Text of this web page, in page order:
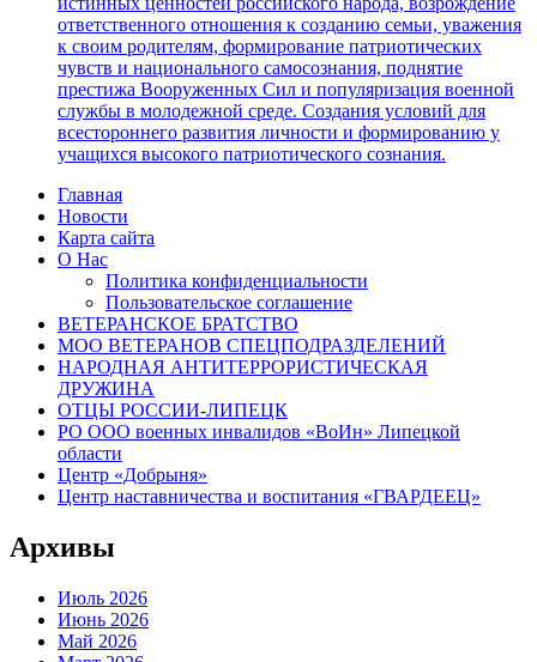
ответственного отношения к созданию семьи, уважения
к своим родителям, формирование патриотических
чувств и национального самосознания, поднятие
престижа Вооруженных Сил и популяризация военной
службы в молодежной среде. Создания условий для
всестороннего развития личности и формированию у
учащихся высокого патриотического сознания.
Главная
Новости
Карта сайта
О Нас
Политика конфиденциальности
Пользовательское соглашение
ВЕТЕРАНСКОЕ БРАТСТВО
МОО ВЕТЕРАНОВ СПЕЦПОДРАЗДЕЛЕНИЙ
НАРОДНАЯ АНТИТЕРРОРИСТИЧЕСКАЯ
ДРУЖИНА
ОТЦЫ РОССИИ-ЛИПЕЦК
РО ООО военных инвалидов «ВоИн» Липецкой
области
Центр «Добрыня»
Центр наставничества и воспитания «ГВАРДЕЕЦ»
Архивы
Июль 2026
Июнь 2026
Май 2026